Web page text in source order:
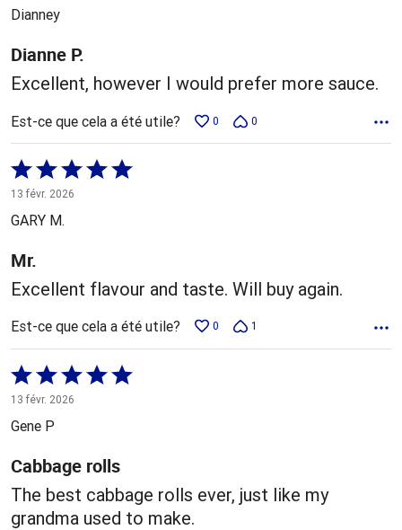
5
Dianney
Dianne P.
Excellent, however I would prefer more sauce.
Est-ce que cela a été utile? 0 0
Coté
5 sur
5
13 févr. 2026
GARY M.
Mr.
Excellent flavour and taste. Will buy again.
Est-ce que cela a été utile? 0 1
Coté
5 sur
5
13 févr. 2026
Gene P
Cabbage rolls
The best cabbage rolls ever, just like my
grandma used to make.